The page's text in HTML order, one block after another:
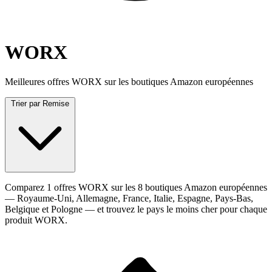
WORX
Meilleures offres WORX sur les boutiques Amazon européennes
Trier par Remise
Comparez 1 offres WORX sur les 8 boutiques Amazon européennes
— Royaume-Uni, Allemagne, France, Italie, Espagne, Pays-Bas,
Belgique et Pologne — et trouvez le pays le moins cher pour chaque
produit WORX.